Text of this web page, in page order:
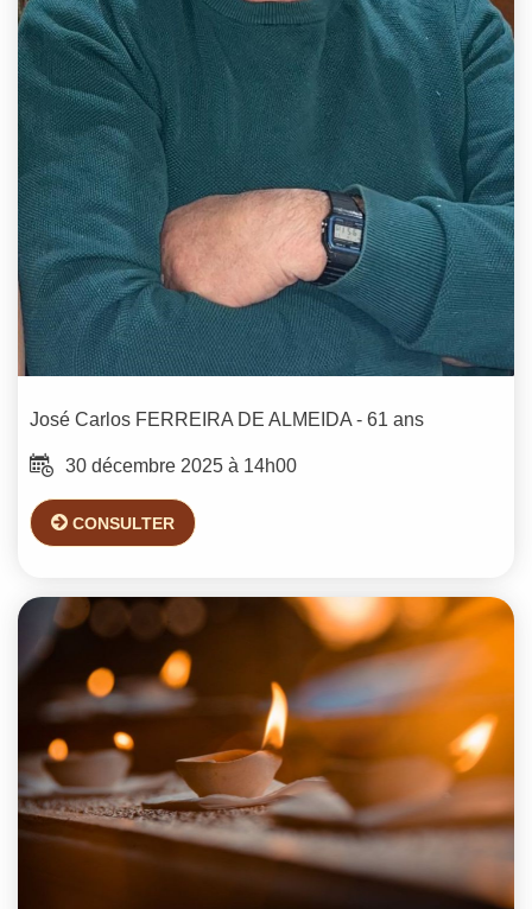
José Carlos FERREIRA DE ALMEIDA- 61 ans
30 décembre 2025 à 14h00
CONSULTER